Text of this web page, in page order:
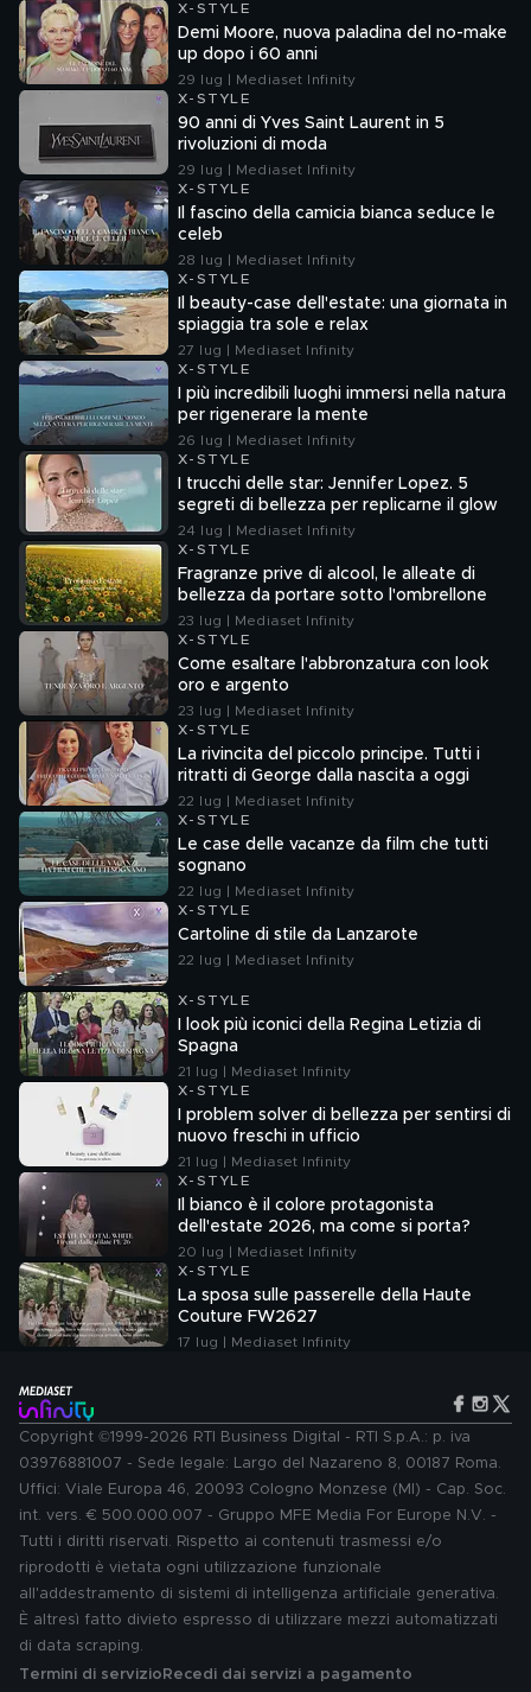
X-STYLE
Demi Moore, nuova paladina del no-make
up dopo i 60 anni
29 lug | Mediaset Infinity
X-STYLE
90 anni di Yves Saint Laurent in 5
rivoluzioni di moda
29 lug | Mediaset Infinity
X-STYLE
Il fascino della camicia bianca seduce le
celeb
28 lug | Mediaset Infinity
X-STYLE
Il beauty-case dell'estate: una giornata in
spiaggia tra sole e relax
27 lug | Mediaset Infinity
X-STYLE
I più incredibili luoghi immersi nella natura
per rigenerare la mente
26 lug | Mediaset Infinity
X-STYLE
I trucchi delle star: Jennifer Lopez. 5
segreti di bellezza per replicarne il glow
24 lug | Mediaset Infinity
X-STYLE
Fragranze prive di alcool, le alleate di
bellezza da portare sotto l'ombrellone
23 lug | Mediaset Infinity
X-STYLE
Come esaltare l'abbronzatura con look
oro e argento
23 lug | Mediaset Infinity
X-STYLE
La rivincita del piccolo principe. Tutti i
ritratti di George dalla nascita a oggi
22 lug | Mediaset Infinity
X-STYLE
Le case delle vacanze da film che tutti
sognano
22 lug | Mediaset Infinity
X-STYLE
Cartoline di stile da Lanzarote
22 lug | Mediaset Infinity
X-STYLE
I look più iconici della Regina Letizia di
Spagna
21 lug | Mediaset Infinity
X-STYLE
I problem solver di bellezza per sentirsi di
nuovo freschi in ufficio
21 lug | Mediaset Infinity
X-STYLE
Il bianco è il colore protagonista
dell'estate 2026, ma come si porta?
20 lug | Mediaset Infinity
X-STYLE
La sposa sulle passerelle della Haute
Couture FW2627
17 lug | Mediaset Infinity
Copyright ©1999-2026 RTI Business Digital - RTI S.p.A.: p. iva
03976881007 - Sede legale: Largo del Nazareno 8, 00187 Roma.
Uffici: Viale Europa 46, 20093 Cologno Monzese (MI) - Cap. Soc.
int. vers. € 500.000.007 - Gruppo MFE Media For Europe N.V. -
Tutti i diritti riservati. Rispetto ai contenuti trasmessi e/o
riprodotti è vietata ogni utilizzazione funzionale
all'addestramento di sistemi di intelligenza artificiale generativa.
È altresì fatto divieto espresso di utilizzare mezzi automatizzati
di data scraping.
Termini di servizio Recedi dai servizi a pagamento